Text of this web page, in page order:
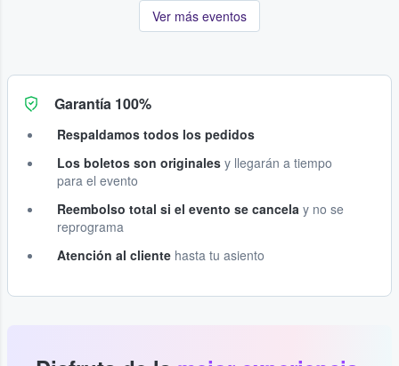
Ver más eventos
Garantía 100%
Respaldamos todos los pedidos
Los boletos son originales y llegarán a tiempo
para el evento
Reembolso total si el evento se cancela y no se
reprograma
Atención al cliente hasta tu asiento